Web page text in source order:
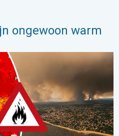
ongewoon warm
Europa. Grootschalige